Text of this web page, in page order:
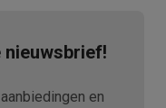
en